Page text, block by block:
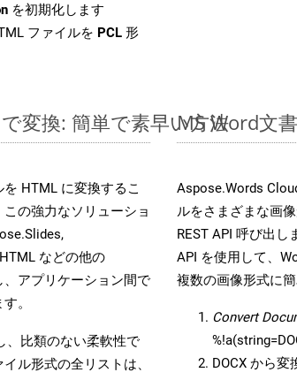
を初期化します
ファイルを PCL 形
変換: 簡単で素早い方法
HTML に変換するこ
の強力なソリューショ
などの他の
アプリケーション間で
。
、比類のない柔軟性で
ル形式の全リストは、
MS Word文
Aspose.Words
ルをさまざまな画
REST API 呼び出
API を使用して、
複数の画像形式に
Convert
DOCX から